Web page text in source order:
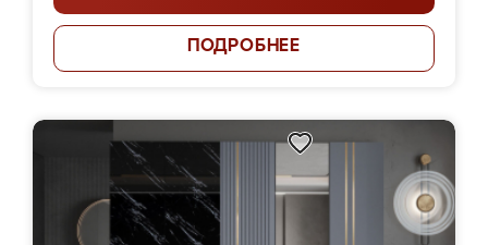
ПОДРОБНЕЕ